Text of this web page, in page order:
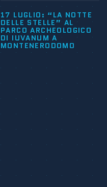
17 LUGLIO: “LA NOTTE
DELLE STELLE” AL
PARCO ARCHEOLOGICO
DI IUVANUM A
MONTENERODOMO